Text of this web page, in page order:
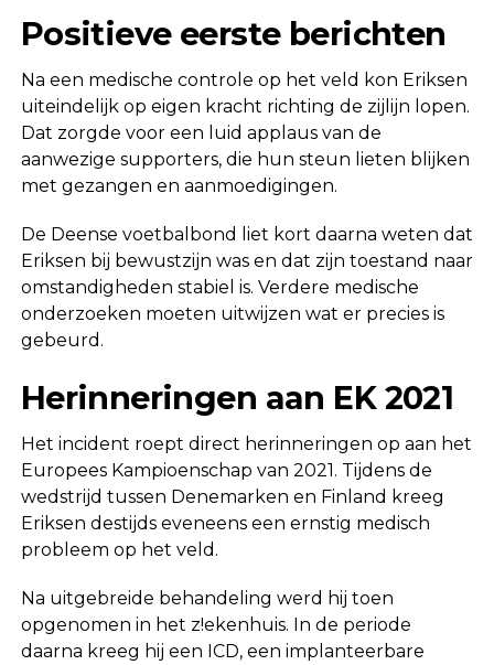
Positieve eerste berichten
Na een medische controle op het veld kon Eriksen
uiteindelijk op eigen kracht richting de zijlijn lopen.
Dat zorgde voor een luid applaus van de
aanwezige supporters, die hun steun lieten blijken
met gezangen en aanmoedigingen.
De Deense voetbalbond liet kort daarna weten dat
Eriksen bij bewustzijn was en dat zijn toestand naar
omstandigheden stabiel is. Verdere medische
onderzoeken moeten uitwijzen wat er precies is
gebeurd.
Herinneringen aan EK 2021
Het incident roept direct herinneringen op aan het
Europees Kampioenschap van 2021. Tijdens de
wedstrijd tussen Denemarken en Finland kreeg
Eriksen destijds eveneens een ernstig medisch
probleem op het veld.
Na uitgebreide behandeling werd hij toen
opgenomen in het z!ekenhuis. In de periode
daarna kreeg hij een ICD, een implanteerbare